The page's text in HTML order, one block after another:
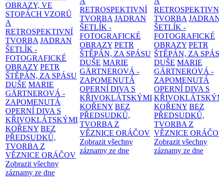
OBRAZY, VE
STOPÁCH VZORŮ
A
RETROSPEKTIVNÍ
TVORBA JADRAN
ŠETLÍK -
FOTOGRAFICKÉ
OBRAZY PETR
ŠTĚPÁN, ZA SPÁSU
DUŠE MARIE
GÄRTNEROVÁ -
ZAPOMENUTÁ
OPERNÍ DIVA S
KŘIVOKLÁTSKÝMI
KOŘENY BEZ
PŘEDSUDKŮ,
TVORBA Z
VĚZNICE ORÁČOV
Zobrazit všechny
záznamy ze dne
RETROSPEKTIVNÍ
TVORBA JADRAN
ŠETLÍK -
FOTOGRAFICKÉ
OBRAZY PETR
ŠTĚPÁN, ZA SPÁSU
DUŠE MARIE
GÄRTNEROVÁ -
ZAPOMENUTÁ
OPERNÍ DIVA S
KŘIVOKLÁTSKÝMI
KOŘENY BEZ
PŘEDSUDKŮ,
TVORBA Z
VĚZNICE ORÁČOV
Zobrazit všechny
záznamy ze dne
TVORBA
ŠETLÍK -
FOTOGRAFICKÉ
OBRAZY PETR
ŠTĚPÁN, ZA
DUŠE MARIE
GÄRTNEROVÁ -
ZAPOMENUTÁ
OPERNÍ DIVA S
KOŘENY BEZ
PŘEDSUDKŮ,
TVORBA Z
VĚZNICE
Zobrazit všechny
záznamy ze dne